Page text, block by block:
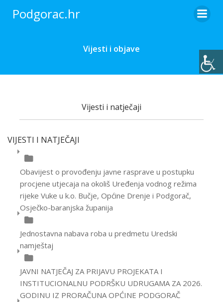
Podgorac.hr
Vijesti i objave
Vijesti i natječaji
VIJESTI I NATJEČAJI
Obavijest o provođenju javne rasprave u postupku
procjene utjecaja na okoliš Uređenja vodnog režima
rijeke Vuke u k.o. Bučje, Općine Drenje i Podgorač,
Osječko-baranjska županija
Jednostavna nabava roba u predmetu Uredski
namještaj
JAVNI NATJEČAJ ZA PRIJAVU PROJEKATA I
INSTITUCIONALNU PODRŠKU UDRUGAMA ZA 2026.
GODINU IZ PRORAČUNA OPĆINE PODGORAČ